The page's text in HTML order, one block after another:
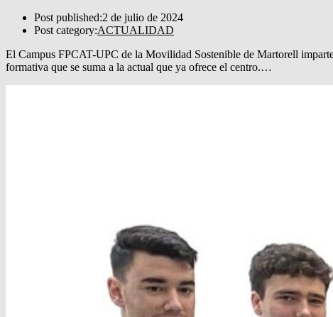
Post published:2 de julio de 2024
Post category:ACTUALIDAD
El Campus FPCAT-UPC de la Movilidad Sostenible de Martorell
formativa que se suma a la actual que ya ofrece el centro.…